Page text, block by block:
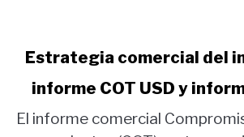
link
Estrategia
comercial
del
Estrategia comercial del
informe COT USD y
El informe comercial